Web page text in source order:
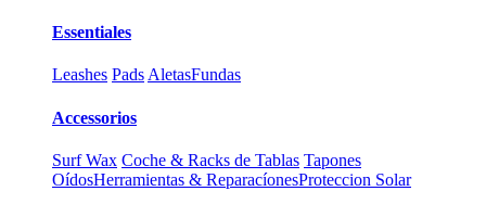
Essentiales
Leashes Pads AletasFundas
Accessorios
Surf Wax Coche & Racks de Tablas Tapones
OídosHerramientas & ReparacíonesProteccion Solar